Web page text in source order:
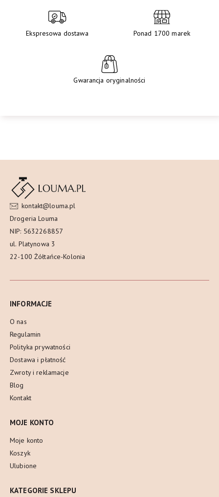
Ekspresowa dostawa Ponad 1700 marek
Gwarancja oryginalności
kontakt@louma.pl
Drogeria Louma
NIP: 5632268857
ul. Platynowa 3
22-100 Żółtańce-Kolonia
INFORMACJE
O nas
Regulamin
Polityka prywatności
Dostawa i płatność
Zwroty i reklamacje
Blog
Kontakt
MOJE KONTO
Moje konto
Koszyk
Ulubione
KATEGORIE SKLEPU